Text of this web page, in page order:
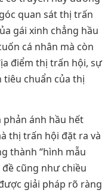
quan sát thị trấn
gái xinh chẳng hầu
cá nhân mà còn
điểm thị trấn hội, sự
tiêu chuẩn của thị
phản ánh hầu hết
thị trấn hội đặt ra và
thành “hình mẫu
cũng như chiều
giải pháp rõ ràng